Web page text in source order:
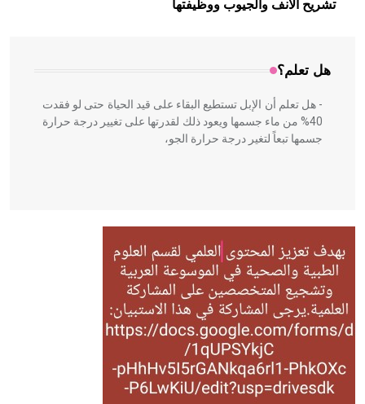
تشريح الأنف والجيوب ووظيفتها
هل تعلم؟
المعمار على بناء مداميكه وخاصة في الواجهات
- هل تعلم أن الإبل تستطيع البقاء على قيد الحياة حتى لو فقدت
40% من ماء جسمها ويعود ذلك لقدرتها على تغيير درجة حرارة
جسمها تبعاً لتغير درجة حرارة الجو،
- هل تعلم أن أبقراط كتب في الطب أربعة مؤلفات هي:
الحكم، الأدلة، تنظيم التغذية، ورسالته في جروح الرأس. ويعود
له الفضل بأنه حرر الطب من الدين والفلسفة.
- هل تعلم أن المرجان إفراز حيواني يتكون في البحر ويتركب
من مادة كربونات الكلسيوم، وهو أحمر أو شديد الحمرة وهو
أجود أنواعه، ويمتاز بكبر الحجم ويسمى الش